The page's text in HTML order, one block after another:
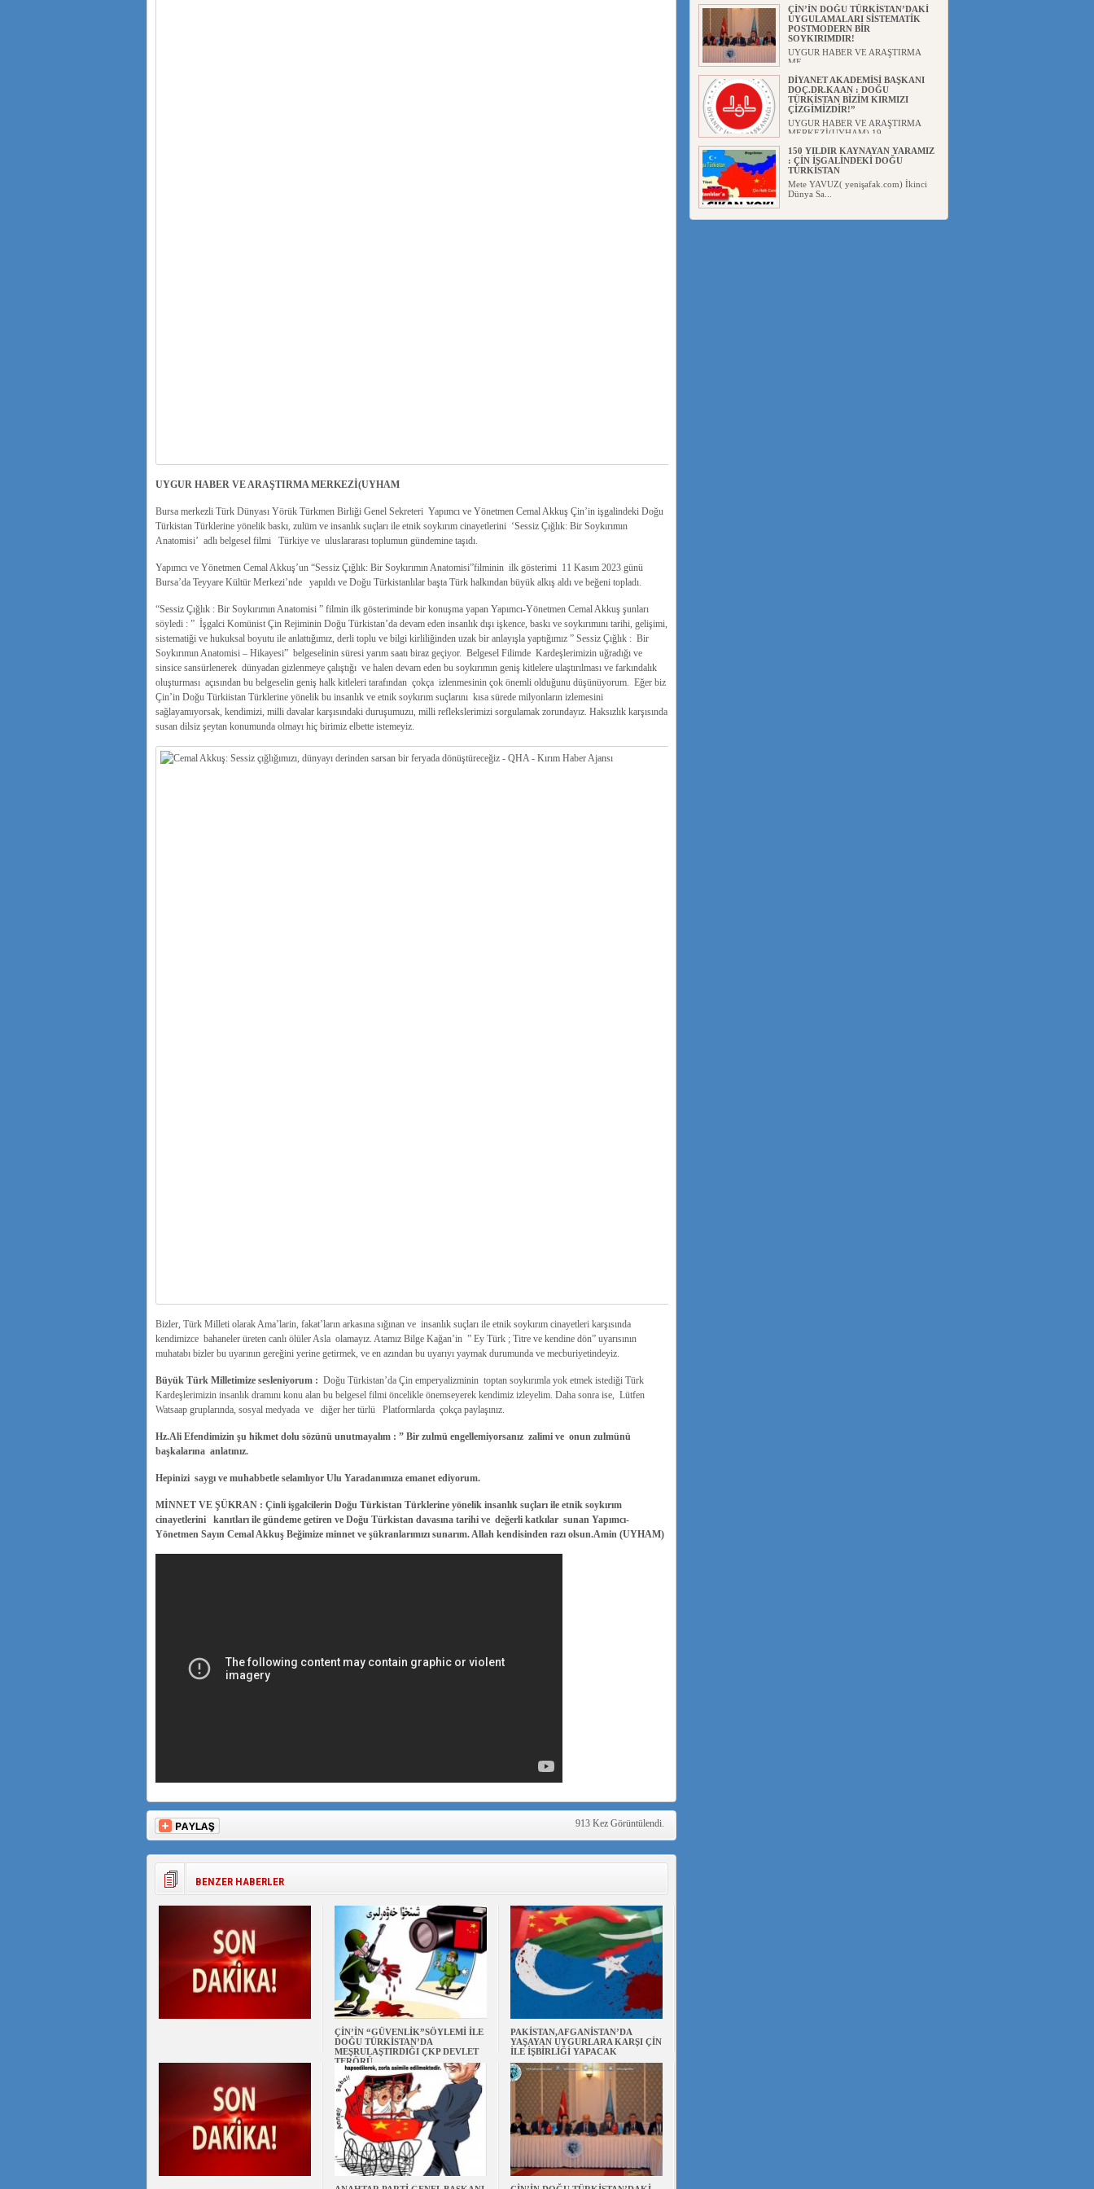
UYGUR HABER VE ARAŞTIRMA MERKEZİ(UYHAM
Bursa merkezli Türk Dünyası Yörük Türkmen Birliği Genel Sekreteri Yapımcı ve Yönetmen Cemal Akkuş Çin’in işgalindeki Doğu
Türkistan Türklerine yönelik baskı, zulüm ve insanlık suçları ile etnik soykırım cinayetlerini ‘Sessiz Çığlık: Bir Soykırımın
Anatomisi’ adlı belgesel filmi Türkiye ve uluslararası toplumun gündemine taşıdı.
Yapımcı ve Yönetmen Cemal Akkuş’un “Sessiz Çığlık: Bir Soykırımın Anatomisi”filminin ilk gösterimi 11 Kasım 2023 günü
Bursa’da Teyyare Kültür Merkezi’nde yapıldı ve Doğu Türkistanlılar başta Türk halkından büyük alkış aldı ve beğeni topladı.
“Sessiz Çığlık : Bir Soykırımın Anatomisi ” filmin ilk gösteriminde bir konuşma yapan Yapımcı-Yönetmen Cemal Akkuş şunları
söyledi : ” İşgalci Komünist Çin Rejiminin Doğu Türkistan’da devam eden insanlık dışı işkence, baskı ve soykırımını tarihi, gelişimi,
sistematiği ve hukuksal boyutu ile anlattığımız, derli toplu ve bilgi kirliliğinden uzak bir anlayışla yaptığımız ” Sessiz Çığlık : Bir
Soykırımın Anatomisi – Hikayesi” belgeselinin süresi yarım saatı biraz geçiyor. Belgesel Filimde Kardeşlerimizin uğradığı ve
sinsice sansürlenerek dünyadan gizlenmeye çalıştığı ve halen devam eden bu soykırımın geniş kitlelere ulaştırılması ve farkındalık
oluşturması açısından bu belgeselin geniş halk kitleleri tarafından çokça izlenmesinin çok önemli olduğunu düşünüyorum. Eğer biz
Çin’in Doğu Türkiistan Türklerine yönelik bu insanlık ve etnik soykırım suçlarını kısa sürede milyonların izlemesini
sağlayamıyorsak, kendimizi, milli davalar karşısındaki duruşumuzu, milli reflekslerimizi sorgulamak zorundayız. Haksızlık karşısında
susan dilsiz şeytan konumunda olmayı hiç birimiz elbette istemeyiz.
Bizler, Türk Milleti olarak Ama’larin, fakat’ların arkasına sığınan ve insanlık suçları ile etnik soykırım cinayetleri karşısında
kendimizce bahaneler üreten canlı ölüler Asla olamayız. Atamız Bilge Kağan’in ” Ey Türk ; Titre ve kendine dön” uyarısının
muhatabı bizler bu uyarının gereğini yerine getirmek, ve en azından bu uyarıyı yaymak durumunda ve mecburiyetindeyiz.
Büyük Türk Milletimize sesleniyorum : Doğu Türkistan’da Çin emperyalizminin toptan soykırımla yok etmek istediği Türk
Kardeşlerimizin insanlık dramını konu alan bu belgesel filmi öncelikle önemseyerek kendimiz izleyelim. Daha sonra ise, Lütfen
Watsaap gruplarında, sosyal medyada ve diğer her türlü Platformlarda çokça paylaşınız.
Hz.Ali Efendimizin şu hikmet dolu sözünü unutmayalım : ” Bir zulmü engellemiyorsanız zalimi ve onun zulmünü
başkalarına anlatınız.
Hepinizi saygı ve muhabbetle selamlıyor Ulu Yaradanımıza emanet ediyorum.
MİNNET VE ŞÜKRAN : Çinli işgalcilerin Doğu Türkistan Türklerine yönelik insanlık suçları ile etnik soykırım
cinayetlerini kanıtları ile gündeme getiren ve Doğu Türkistan davasına tarihi ve değerli katkılar sunan Yapımcı-
Yönetmen Sayın Cemal Akkuş Beğimize minnet ve şükranlarımızı sunarım. Allah kendisinden razı olsun.Amin (UYHAM)
913 Kez Görüntülendi.
BENZER HABERLER
ÇİN’İN “GÜVENLİK”SÖYLEMİ İLE
DOĞU TÜRKİSTAN’DA
MEŞRULAŞTIRDIĞI ÇKP DEVLET
TERÖRÜ
PAKİSTAN,AFGANİSTAN’DA
YAŞAYAN UYGURLARA KARŞI ÇİN
İLE İŞBİRLİĞİ YAPACAK
ÇİN’İN DOĞU TÜRKİSTAN’DAKİ
UYGULAMALARI SİSTEMATİK
POSTMODERN BİR
SOYKIRIMDIR!
UYGUR HABER VE ARAŞTIRMA
ME...
DİYANET AKADEMİSİ BAŞKANI
DOÇ.DR.KAAN : DOĞU
TÜRKİSTAN BİZİM KIRMIZI
ÇİZGİMİZDİR!”
UYGUR HABER VE ARAŞTIRMA
MERKEZİ(UYHAM) 19...
150 YILDIR KAYNAYAN YARAMIZ
: ÇİN İŞGALİNDEKİ DOĞU
TÜRKİSTAN
Mete YAVUZ( yenişafak.com) İkinci
Dünya Sa...
ÇİN’İN UYGUR POLİTİKALARINI